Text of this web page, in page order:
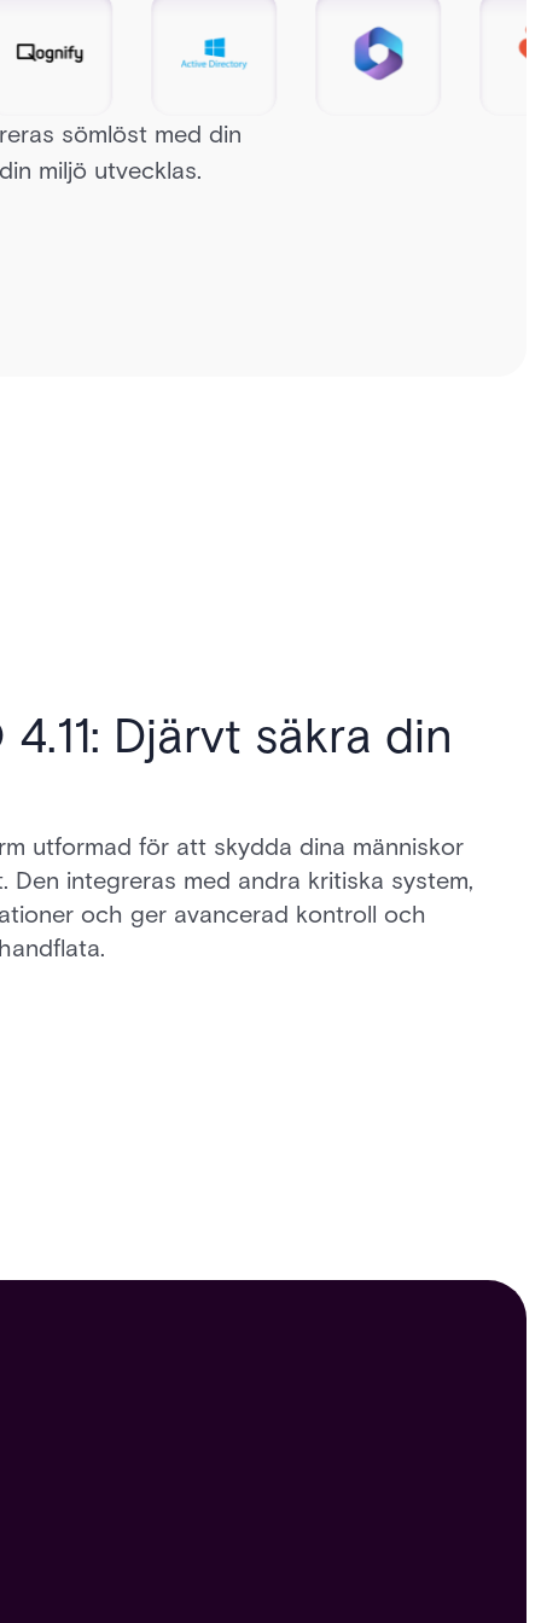
sömlöst med din
miljö utvecklas.
Djärvt säkra din
utformad för att skydda dina människor
Den integreras med andra kritiska system,
och ger avancerad kontroll och